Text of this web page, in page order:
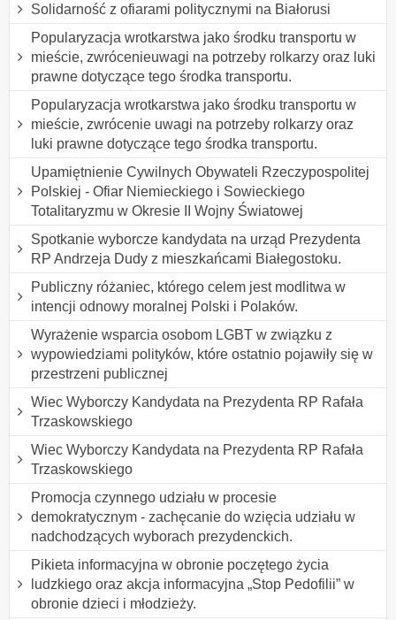
Solidarność z ofiarami politycznymi na Białorusi
Popularyzacja wrotkarstwa jako środku transportu w
mieście, zwrócenieuwagi na potrzeby rolkarzy oraz luki
prawne dotyczące tego środka transportu.
Popularyzacja wrotkarstwa jako środku transportu w
mieście, zwrócenie uwagi na potrzeby rolkarzy oraz
luki prawne dotyczące tego środka transportu.
Upamiętnienie Cywilnych Obywateli Rzeczypospolitej
Polskiej - Ofiar Niemieckiego i Sowieckiego
Totalitaryzmu w Okresie II Wojny Światowej
Spotkanie wyborcze kandydata na urząd Prezydenta
RP Andrzeja Dudy z mieszkańcami Białegostoku.
Publiczny różaniec, którego celem jest modlitwa w
intencji odnowy moralnej Polski i Polaków.
Wyrażenie wsparcia osobom LGBT w związku z
wypowiedziami polityków, które ostatnio pojawiły się w
przestrzeni publicznej
Wiec Wyborczy Kandydata na Prezydenta RP Rafała
Trzaskowskiego
Wiec Wyborczy Kandydata na Prezydenta RP Rafała
Trzaskowskiego
Promocja czynnego udziału w procesie
demokratycznym - zachęcanie do wzięcia udziału w
nadchodzących wyborach prezydenckich.
Pikieta informacyjna w obronie poczętego życia
ludzkiego oraz akcja informacyjna „Stop Pedofilii” w
obronie dzieci i młodzieży.